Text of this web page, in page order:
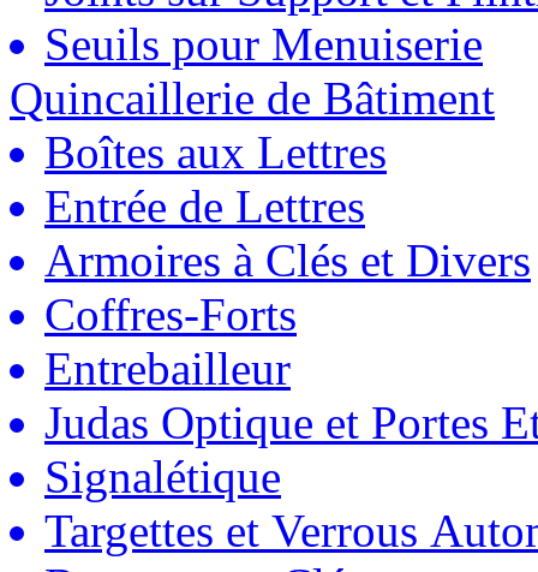
Seuils pour Menuiserie
Quincaillerie de Bâtiment
Boîtes aux Lettres
Entrée de Lettres
Armoires à Clés et Divers
Coffres-Forts
Entrebailleur
Judas Optique et Portes
Signalétique
Targettes et Verrous